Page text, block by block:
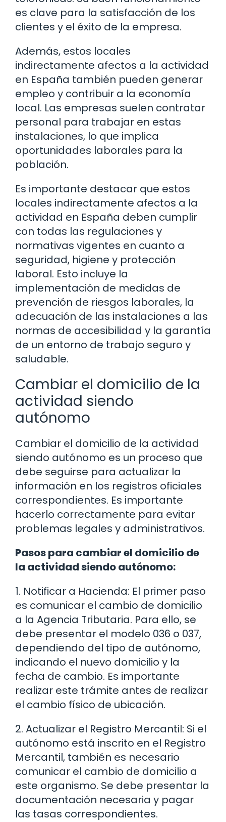
es clave para la satisfacción de los
clientes y el éxito de la empresa.
Además, estos locales
indirectamente afectos a la actividad
en España también pueden generar
empleo y contribuir a la economía
local. Las empresas suelen contratar
personal para trabajar en estas
instalaciones, lo que implica
oportunidades laborales para la
población.
Es importante destacar que estos
locales indirectamente afectos a la
actividad en España deben cumplir
con todas las regulaciones y
normativas vigentes en cuanto a
seguridad, higiene y protección
laboral. Esto incluye la
implementación de medidas de
prevención de riesgos laborales, la
adecuación de las instalaciones a las
normas de accesibilidad y la garantía
de un entorno de trabajo seguro y
saludable.
Cambiar el domicilio de la
actividad siendo
autónomo
Cambiar el domicilio de la actividad
siendo autónomo es un proceso que
debe seguirse para actualizar la
información en los registros oficiales
correspondientes. Es importante
hacerlo correctamente para evitar
problemas legales y administrativos.
Pasos para cambiar el domicilio de
la actividad siendo autónomo:
1. Notificar a Hacienda: El primer paso
es comunicar el cambio de domicilio
a la Agencia Tributaria. Para ello, se
debe presentar el modelo 036 o 037,
dependiendo del tipo de autónomo,
indicando el nuevo domicilio y la
fecha de cambio. Es importante
realizar este trámite antes de realizar
el cambio físico de ubicación.
2. Actualizar el Registro Mercantil: Si el
autónomo está inscrito en el Registro
Mercantil, también es necesario
comunicar el cambio de domicilio a
este organismo. Se debe presentar la
documentación necesaria y pagar
las tasas correspondientes.